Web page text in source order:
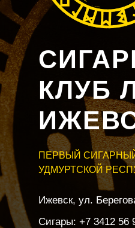
КЛУБ
ПЕРВЫЙ
УДМУРТСКОЙ
Ижевск, ул.
Сигары: +7 3412 56